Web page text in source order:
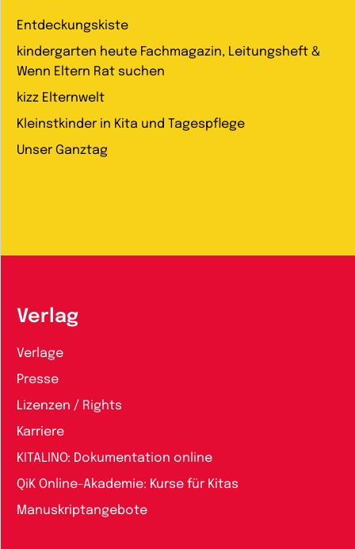
Entdeckungskiste
kindergarten heute Fachmagazin, Leitungsheft &
Wenn Eltern Rat suchen
kizz Elternwelt
Kleinstkinder in Kita und Tagespflege
Unser Ganztag
Verlag
Verlage
Presse
Lizenzen / Rights
Karriere
KITALINO: Dokumentation online
QiK Online-Akademie: Kurse für Kitas
Manuskriptangebote